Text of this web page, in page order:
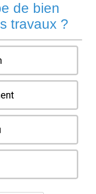
de bien
travaux ?